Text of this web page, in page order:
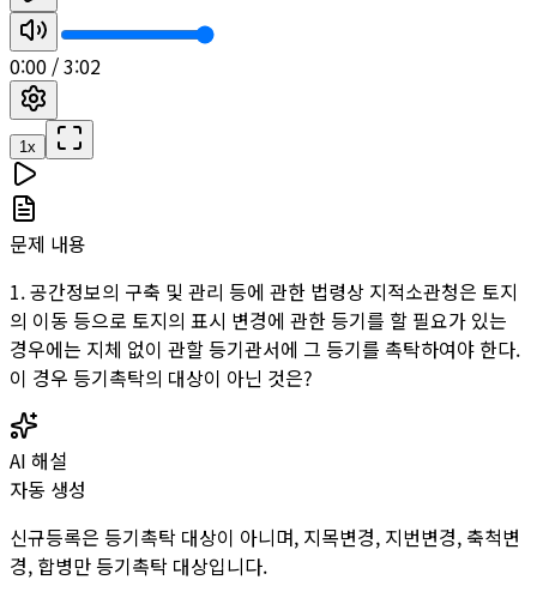
0:00 /3:02
1x
문제 내용
1. 공간정보의 구축 및 관리 등에 관한 법령상 지적소관청은 토지
의 이동 등으로 토지의 표시 변경에 관한 등기를 할 필요가 있는
경우에는 지체 없이 관할 등기관서에 그 등기를 촉탁하여야 한다.
이 경우 등기촉탁의 대상이 아닌 것은?
AI 해설
자동 생성
신규등록은 등기촉탁 대상이 아니며, 지목변경, 지번변경, 축척변
경, 합병만 등기촉탁 대상입니다.